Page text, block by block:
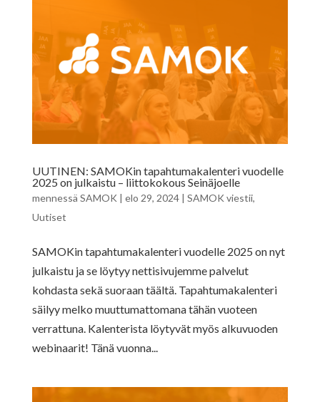
UUTINEN: SAMOKin tapahtumakalenteri vuodelle
2025 on julkaistu – liittokokous Seinäjoelle
mennessä SAMOK | elo 29, 2024| SAMOK viestii,
Uutiset
SAMOKin tapahtumakalenteri vuodelle 2025 on nyt
julkaistu ja se löytyy nettisivujemme palvelut
kohdasta sekä suoraan täältä. Tapahtumakalenteri
säilyy melko muuttumattomana tähän vuoteen
verrattuna. Kalenterista löytyvät myös alkuvuoden
webinaarit! Tänä vuonna...